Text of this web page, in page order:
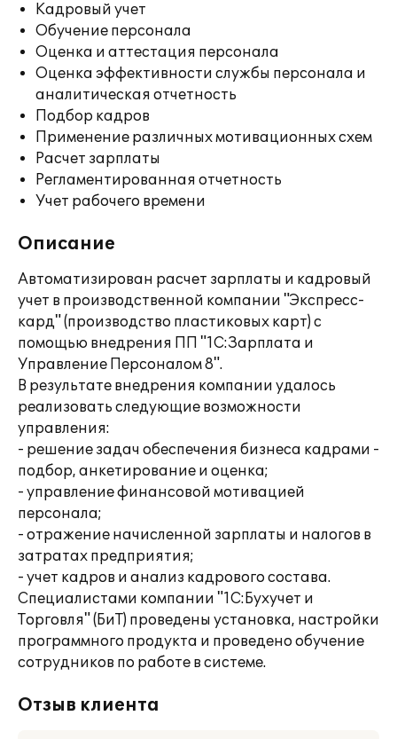
Кадровый учет
Обучение персонала
Оценка и аттестация персонала
Оценка эффективности службы персонала и
аналитическая отчетность
Подбор кадров
Применение различных мотивационных схем
Расчет зарплаты
Регламентированная отчетность
Учет рабочего времени
Описание
Автоматизирован расчет зарплаты и кадровый
учет в производственной компании "Экспресс-
кард" (производство пластиковых карт) с
помощью внедрения ПП "1С:Зарплата и
Управление Персоналом 8".
В результате внедрения компании удалось
реализовать следующие возможности
управления:
- решение задач обеспечения бизнеса кадрами -
подбор, анкетирование и оценка;
- управление финансовой мотивацией
персонала;
- отражение начисленной зарплаты и налогов в
затратах предприятия;
- учет кадров и анализ кадрового состава.
Специалистами компании "1С:Бухучет и
Торговля" (БиТ) проведены установка, настройки
программного продукта и проведено обучение
сотрудников по работе в системе.
Отзыв клиента